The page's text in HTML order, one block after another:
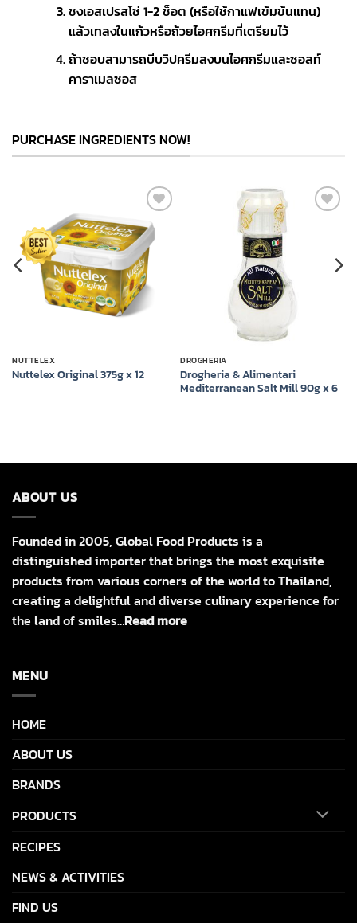
ชงเอสเปรสโซ่ 1-2 ช็อต (หรือใช้กาแฟเข้มข้นแทน)
แล้วเทลงในแก้วหรือถ้วยไอศกรีมที่เตรียมไว้
ถ้าชอบสามารถบีบวิปครีมลงบนไอศกรีมและซอลท์
คาราเมลซอส
PURCHASE INGREDIENTS NOW!
Add to
wishlist
NUTTELEX
Nuttelex Original 375g x 12
DROGHERIA
Drogheria & Alimentari
Mediterranean Salt Mill 90g x 6
ABOUT US
Founded in 2005, Global Food Products is a
distinguished importer that brings the most exquisite
products from various corners of the world to Thailand,
creating a delightful and diverse culinary experience for
the land of smiles…Read more
MENU
HOME
ABOUT US
BRANDS
PRODUCTS
RECIPES
NEWS & ACTIVITIES
FIND US